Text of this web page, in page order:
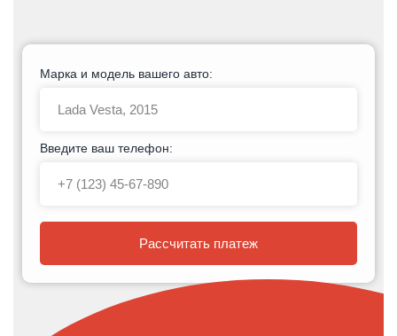
Марка и модель вашего авто:
Введите ваш телефон:
Рассчитать платеж